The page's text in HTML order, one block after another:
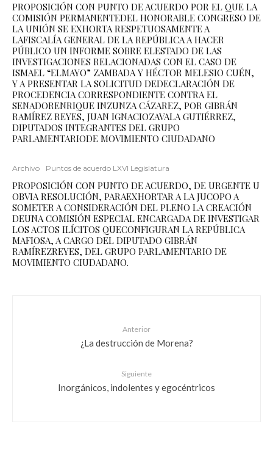
PROPOSICIÓN CON PUNTO DE ACUERDO POR EL QUE LA
COMISIÓN PERMANENTEDEL HONORABLE CONGRESO DE
LA UNIÓN SE EXHORTA RESPETUOSAMENTE A
LAFISCALÍA GENERAL DE LA REPÚBLICA A HACER
PÚBLICO UN INFORME SOBRE ELESTADO DE LAS
INVESTIGACIONES RELACIONADAS CON EL CASO DE
ISMAEL “ELMAYO” ZAMBADA Y HÉCTOR MELESIO CUÉN,
Y A PRESENTAR LA SOLICITUD DEDECLARACIÓN DE
PROCEDENCIA CORRESPONDIENTE CONTRA EL
SENADORENRIQUE INZUNZA CÁZAREZ, POR GIBRÁN
RAMÍREZ REYES, JUAN IGNACIOZAVALA GUTIÉRREZ,
DIPUTADOS INTEGRANTES DEL GRUPO
PARLAMENTARIODE MOVIMIENTO CIUDADANO
Archivo Puntos de acuerdo LXVI Legislatura
PROPOSICIÓN CON PUNTO DE ACUERDO, DE URGENTE U
OBVIA RESOLUCIÓN, PARAEXHORTAR A LA JUCOPO A
SOMETER A CONSIDERACIÓN DEL PLENO LA CREACIÓN
DEUNA COMISIÓN ESPECIAL ENCARGADA DE INVESTIGAR
LOS ACTOS ILÍCITOS QUECONFIGURAN LA REPÚBLICA
MAFIOSA, A CARGO DEL DIPUTADO GIBRÁN
RAMÍREZREYES, DEL GRUPO PARLAMENTARIO DE
MOVIMIENTO CIUDADANO.
Anterior
¿La destrucción de Morena?
Siguiente
Inorgánicos, indolentes y egocéntricos